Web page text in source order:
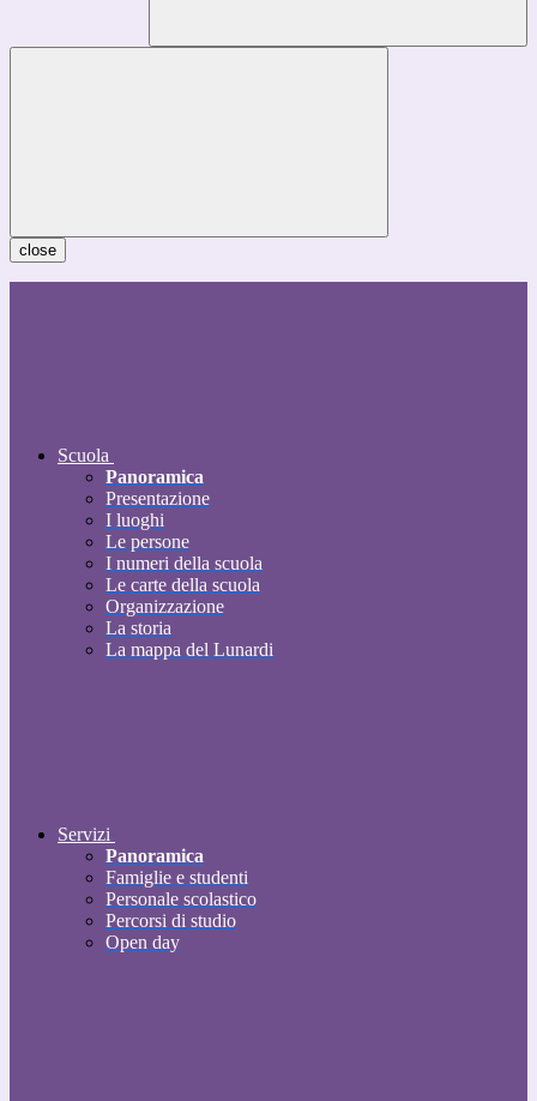
close
Scuola
Panoramica
Presentazione
I luoghi
Le persone
I numeri della scuola
Le carte della scuola
Organizzazione
La storia
La mappa del Lunardi
Servizi
Panoramica
Famiglie e studenti
Personale scolastico
Percorsi di studio
Open day